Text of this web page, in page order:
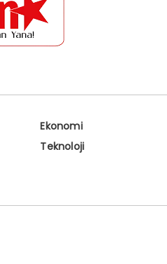
Ekonomi
Teknoloji